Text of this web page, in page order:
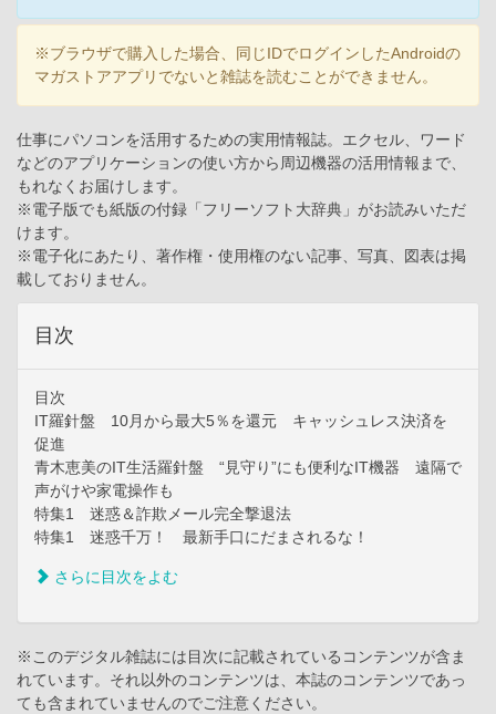
※ブラウザで購入した場合、同じIDでログインしたAndroidの
マガストアアプリでないと雑誌を読むことができません。
仕事にパソコンを活用するための実用情報誌。エクセル、ワード
などのアプリケーションの使い方から周辺機器の活用情報まで、
もれなくお届けします。
※電子版でも紙版の付録「フリーソフト大辞典」がお読みいただ
けます。
※電子化にあたり、著作権・使用権のない記事、写真、図表は掲
載しておりません。
目次
目次
IT羅針盤 10月から最大5％を還元 キャッシュレス決済を
促進
青木恵美のIT生活羅針盤 “見守り”にも便利なIT機器 遠隔で
声がけや家電操作も
特集1 迷惑＆詐欺メール完全撃退法
特集1 迷惑千万！ 最新手口にだまされるな！
さらに目次をよむ
※このデジタル雑誌には目次に記載されているコンテンツが含ま
れています。それ以外のコンテンツは、本誌のコンテンツであっ
ても含まれていませんのでご注意ください。